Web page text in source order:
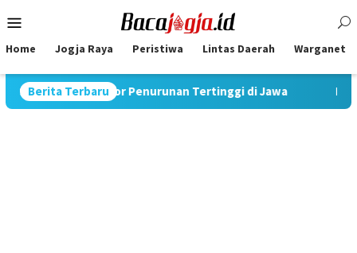
to
Menu
Home Jogja Raya Peristiwa Lintas Daerah Warganet
Berita Terbaru
Rekor Penurunan Tertinggi di Jawa Pimpin Strategi